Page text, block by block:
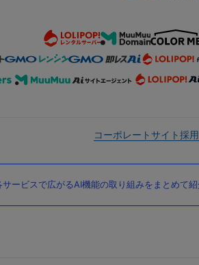
コーポレートサイト採
ービスで広がるAI機能の取り組みをまとめて紹